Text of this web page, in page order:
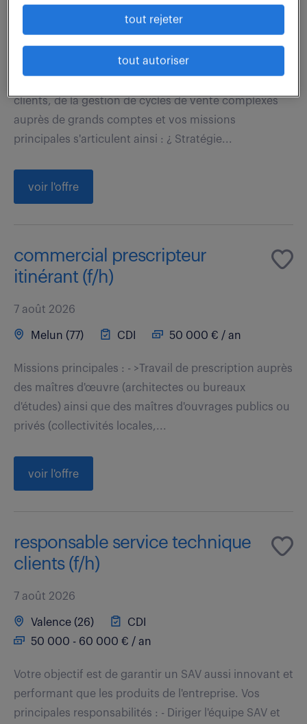
Noisiel (77) CDI 70 000 € / an
clients, de la gestion de cycles de vente complexes
auprès de grands comptes et vos missions
principales s'articulent ainsi : ¿ Stratégie...
voir l'offre
commercial prescripteur
itinérant (f/h)
7 août 2026
Melun (77) CDI 50 000 € / an
Missions principales : - >Travail de prescription auprès
des maîtres d'œuvre (architectes ou bureaux
d'études) ainsi que des maîtres d'ouvrages publics ou
privés (collectivités locales,...
voir l'offre
responsable service technique
clients (f/h)
7 août 2026
Valence (26)
CDI
50 000 - 60 000 € / an
Votre objectif est de garantir un SAV aussi innovant et
performant que les produits de l'entreprise. Vos
principales responsabilités : - Diriger l'équipe SAV et
tout rejeter
tout autoriser